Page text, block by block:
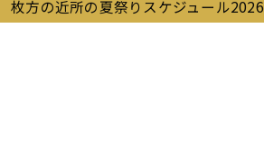
枚方の近所の夏祭りスケジュール2026